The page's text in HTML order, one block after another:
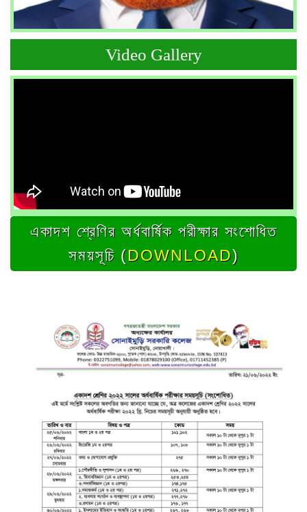
Video Gallery
একাদশ শ্রেণির অর্ধবার্ষিক পরীক্ষার সংশোধিত
সময়সূচি (DOWNLOAD)